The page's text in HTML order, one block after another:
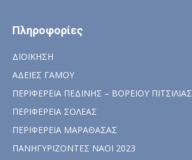
Πληροφορίες
ΔΙΟΙΚΗΣΗ
ΑΔΕΙΕΣ ΓΑΜΟΥ
ΠΕΡΙΦΕΡΕΙΑ ΠΕΔΙΝΗΣ – ΒΟΡΕΙΟΥ ΠΙΤΣΙΛΙΑΣ
ΠΕΡΙΦΕΡΕΙΑ ΣΟΛΕΑΣ
ΠΕΡΙΦΕΡΕΙΑ ΜΑΡΑΘΑΣΑΣ
ΠΑΝΗΓΥΡΙΖΟΝΤΕΣ ΝΑΟΙ 2023